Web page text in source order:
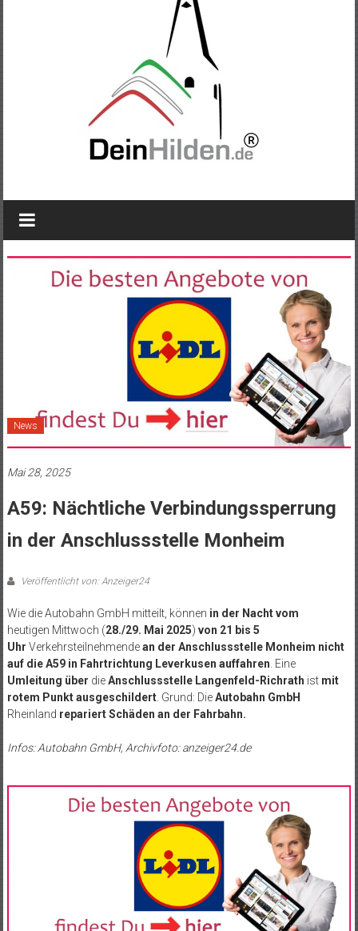
News
Mai 28, 2025
A59: Nächtliche Verbindungssperrung
in der Anschlussstelle Monheim
Veröffentlicht von: Anzeiger24
Wie die Autobahn GmbH mitteilt, können in der Nacht vom
heutigen Mittwoch (28./29. Mai 2025) von 21 bis 5
Uhr Verkehrsteilnehmendean der Anschlussstelle Monheim nicht
auf die A59 in Fahrtrichtung Leverkusen auffahren. Eine
Umleitung über dieAnschlussstelle Langenfeld-Richrath ist mit
rotem Punkt ausgeschildert. Grund: DieAutobahn GmbH
Rheinland repariert Schäden an der Fahrbahn.
Infos: Autobahn GmbH, Archivfoto: anzeiger24.de